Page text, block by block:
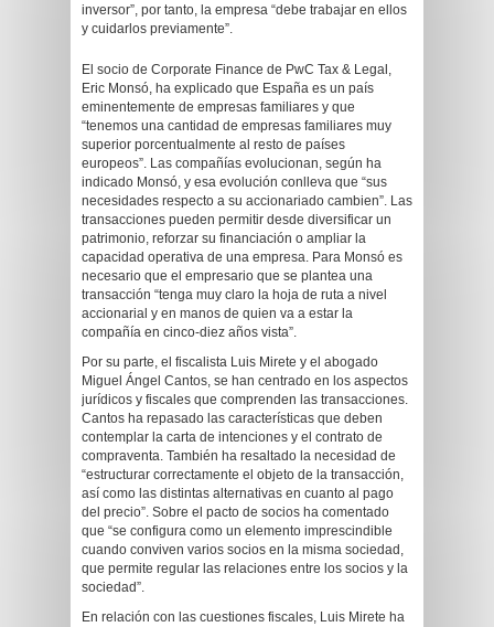
inversor”, por tanto, la empresa “debe trabajar en ellos
y cuidarlos previamente”.
El socio de Corporate Finance de PwC Tax & Legal,
Eric Monsó, ha explicado que España es un país
eminentemente de empresas familiares y que
“tenemos una cantidad de empresas familiares muy
superior porcentualmente al resto de países
europeos”. Las compañías evolucionan, según ha
indicado Monsó, y esa evolución conlleva que “sus
necesidades respecto a su accionariado cambien”. Las
transacciones pueden permitir desde diversificar un
patrimonio, reforzar su financiación o ampliar la
capacidad operativa de una empresa. Para Monsó es
necesario que el empresario que se plantea una
transacción “tenga muy claro la hoja de ruta a nivel
accionarial y en manos de quien va a estar la
compañía en cinco-diez años vista”.
Por su parte, el fiscalista Luis Mirete y el abogado
Miguel Ángel Cantos, se han centrado en los aspectos
jurídicos y fiscales que comprenden las transacciones.
Cantos ha repasado las características que deben
contemplar la carta de intenciones y el contrato de
compraventa. También ha resaltado la necesidad de
“estructurar correctamente el objeto de la transacción,
así como las distintas alternativas en cuanto al pago
del precio”. Sobre el pacto de socios ha comentado
que “se configura como un elemento imprescindible
cuando conviven varios socios en la misma sociedad,
que permite regular las relaciones entre los socios y la
sociedad”.
En relación con las cuestiones fiscales, Luis Mirete ha